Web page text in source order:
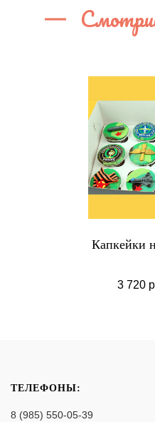
Капкейки
3 720
ТЕЛЕФОНЫ:
8 (985) 550-05-39